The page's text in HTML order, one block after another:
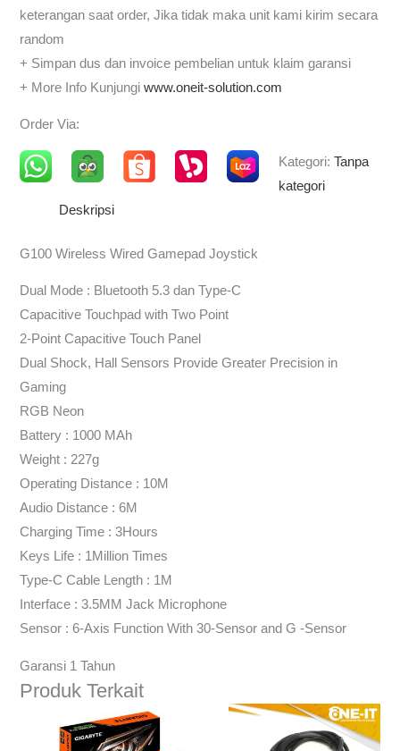
keterangan saat order, Jika tidak maka unit kami kirim secara
random
+ Simpan dus dan invoice pembelian untuk klaim garansi
+ More Info Kunjungiwww.oneit-solution.com
Order Via:
Kategori: Tanpa
kategori
Deskripsi
G100 Wireless Wired Gamepad Joystick
Dual Mode : Bluetooth 5.3 dan Type-C
Capacitive Touchpad with Two Point
2-Point Capacitive Touch Panel
Dual Shock, Hall Sensors Provide Greater Precision in
Gaming
RGB Neon
Battery : 1000 MAh
Weight : 227g
Operating Distance : 10M
Audio Distance : 6M
Charging Time : 3Hours
Keys Life : 1Million Times
Type-C Cable Length : 1M
Interface : 3.5MM Jack Microphone
Sensor : 6-Axis Function With 30-Sensor and G -Sensor
Garansi 1 Tahun
Produk Terkait